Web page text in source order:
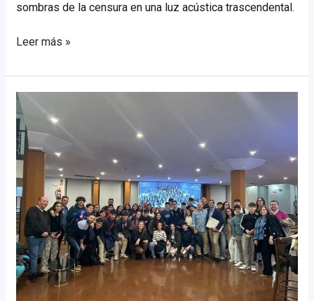
sombras de la censura en una luz acústica trascendental.
Sofia
Leer más »